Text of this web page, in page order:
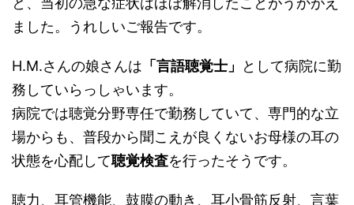
ました。うれしいご報告です。
H.M.さんの娘さんは 「言語聴覚士」
として病院に勤
務していらっしゃいます。
病院では聴覚分野専任で勤務していて、専門的な立
場からも、普段から聞こえが良くないお母様の耳の
状態を心配して聴覚検査を行ったそうです。
聴力、耳管機能、鼓膜の動き、耳小骨筋反射、言葉